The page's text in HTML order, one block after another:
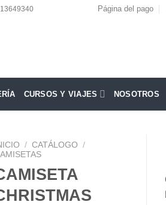
Página del pago
CURSOS Y VIAJES NOSOTROS
/ CATÁLOGO
/